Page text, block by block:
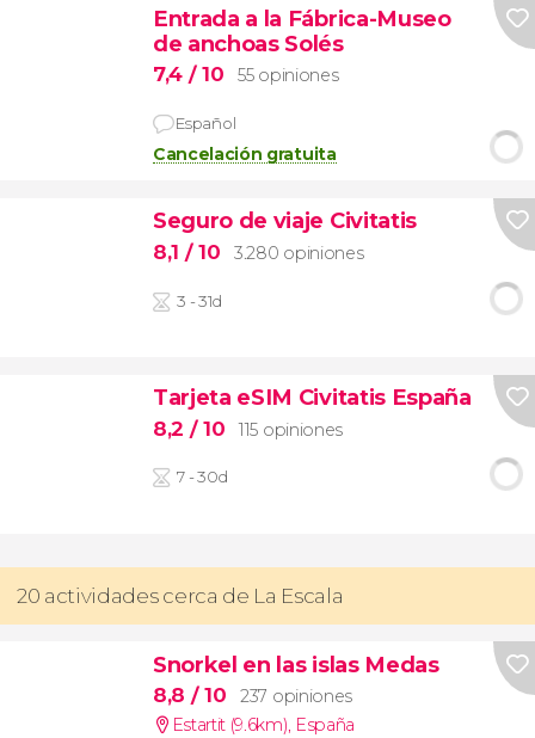
Entrada a la Fábrica-Museo
de anchoas Solés
7,4 / 10 55 opiniones
Español
Cancelación gratuita
Seguro de viaje Civitatis
8,1 / 10 3.280 opiniones
3 - 31d
Tarjeta eSIM Civitatis España
8,2 / 10 115 opiniones
7 - 30d
20 actividades cerca de La Escala
Snorkel en las islas Medas
8,8 / 10
237 opiniones
Estartit (9.6km), España